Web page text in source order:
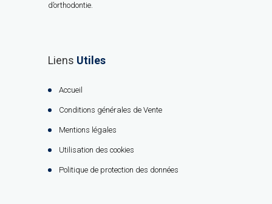
d’orthodontie.
Liens Utiles
Accueil
Conditions générales de Vente
Mentions légales
Utilisation des cookies
Politique de protection des données